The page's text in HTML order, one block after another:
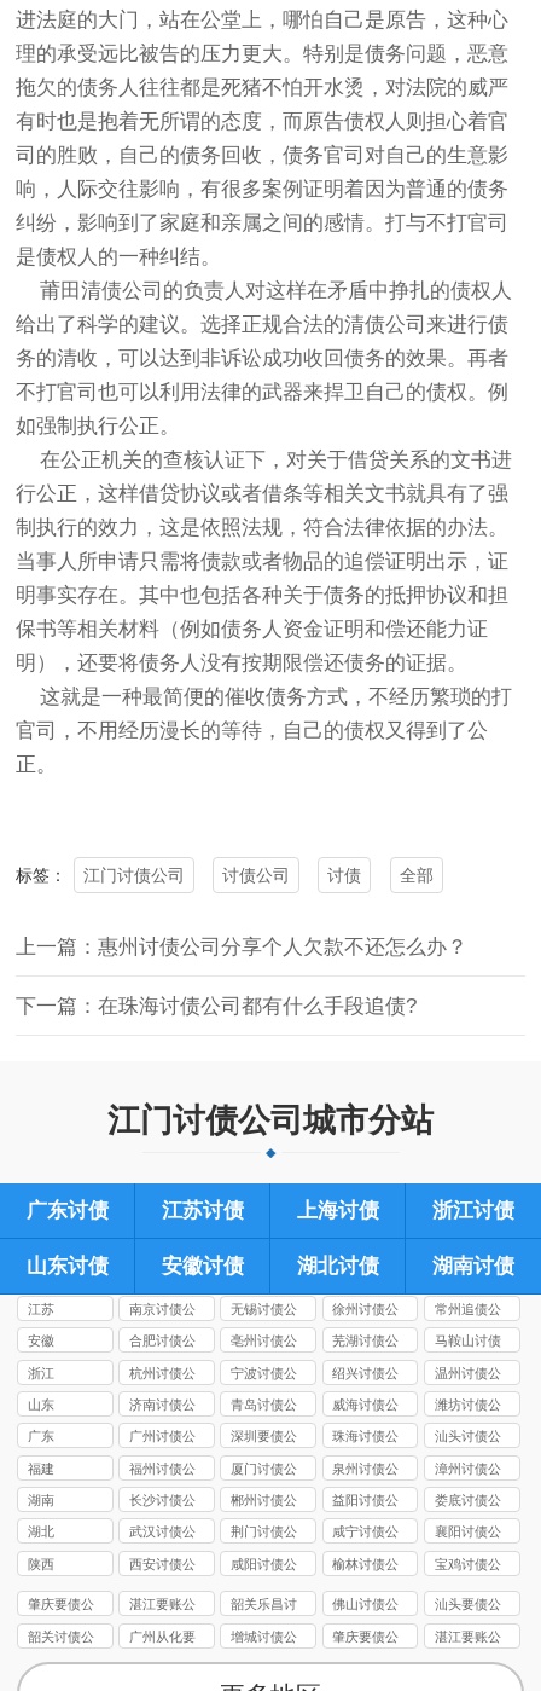
进法庭的大门，站在公堂上，哪怕自己是原告，这种心
理的承受远比被告的压力更大。特别是债务问题，恶意
拖欠的债务人往往都是死猪不怕开水烫，对法院的威严
有时也是抱着无所谓的态度，而原告债权人则担心着官
司的胜败，自己的债务回收，债务官司对自己的生意影
响，人际交往影响，有很多案例证明着因为普通的债务
纠纷，影响到了家庭和亲属之间的感情。打与不打官司
是债权人的一种纠结。
莆田清债公司的负责人对这样在矛盾中挣扎的债权人
给出了科学的建议。选择正规合法的清债公司来进行债
务的清收，可以达到非诉讼成功收回债务的效果。再者
不打官司也可以利用法律的武器来捍卫自己的债权。例
如强制执行公正。
在公正机关的查核认证下，对关于借贷关系的文书进
行公正，这样借贷协议或者借条等相关文书就具有了强
制执行的效力，这是依照法规，符合法律依据的办法。
当事人所申请只需将债款或者物品的追偿证明出示，证
明事实存在。其中也包括各种关于债务的抵押协议和担
保书等相关材料（例如债务人资金证明和偿还能力证
明），还要将债务人没有按期限偿还债务的证据。
这就是一种最简便的催收债务方式，不经历繁琐的打
官司，不用经历漫长的等待，自己的债权又得到了公
正。
标签： 江门讨债公司 讨债公司 讨债 全部
上一篇：惠州讨债公司分享个人欠款不还怎么办？
下一篇：在珠海讨债公司都有什么手段追债?
江门讨债公司城市分站
广东讨债 江苏讨债 上海讨债 浙江讨债
山东讨债 安徽讨债 湖北讨债 湖南讨债
江苏
南京讨债公
司
无锡讨债公
司
徐州讨债公
司
常州追债公
司
安徽
合肥讨债公
司
亳州讨债公
司
芜湖讨债公
司
马鞍山讨债
公司
浙江
杭州讨债公
司
宁波讨债公
司
绍兴讨债公
司
温州讨债公
司
山东
济南讨债公
司
青岛讨债公
司
威海讨债公
司
潍坊讨债公
司
广东
广州讨债公
司
深圳要债公
司
珠海讨债公
司
汕头讨债公
司
福建
福州讨债公
司
厦门讨债公
司
泉州讨债公
司
漳州讨债公
司
湖南
长沙讨债公
司
郴州讨债公
司
益阳讨债公
司
娄底讨债公
司
湖北
武汉讨债公
司
荆门讨债公
司
咸宁讨债公
司
襄阳讨债公
司
陕西
西安讨债公
司
咸阳讨债公
司
榆林讨债公
司
宝鸡讨债公
司
肇庆要债公
司
湛江要账公
司
韶关乐昌讨
债公司
佛山讨债公
司
汕头要债公
司
韶关讨债公
司
广州从化要
债公司
增城讨债公
司
肇庆要债公
司
湛江要账公
司